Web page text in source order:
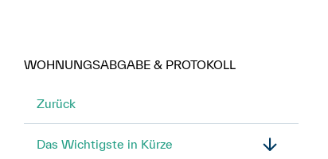
WOHNUNGSABGABE & PROTOKOLL
Zurück
Das Wichtigste in Kürze